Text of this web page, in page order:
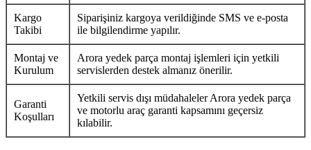
Kargo
Takibi
Siparişiniz kargoya verildiğinde SMS ve e-posta
ile bilgilendirme yapılır.
Montaj ve
Kurulum
Arora yedek parça montaj işlemleri için yetkili
servislerden destek almanız önerilir.
Garanti
Koşulları
Yetkili servis dışı müdahaleler Arora yedek parça
ve motorlu araç garanti kapsamını geçersiz
kılabilir.